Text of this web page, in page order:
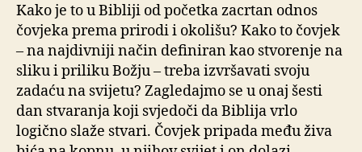
Kako je to u Bibliji od početka zacrtan odnos
čovjeka prema prirodi i okolišu? Kako to čovjek
– na najdivniji način definiran kao stvorenje na
sliku i priliku Božju – treba izvršavati svoju
zadaću na svijetu? Zagledajmo se u onaj šesti
dan stvaranja koji svjedoči da Biblija vrlo
logično slaže stvari. Čovjek pripada među živa